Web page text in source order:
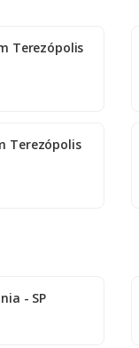
Terezópolis
Terezópolis
- SP